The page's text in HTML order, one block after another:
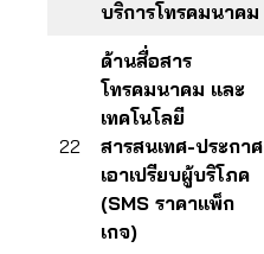
บริการโทรคมนาคม
22
ด้านสื่อสาร
โทรคมนาคม และ
เทคโนโลยี
สารสนเทศ-ประกาศ
เอาเปรียบผู้บริโภค
(SMS ราคาแพ็ก
เกจ)